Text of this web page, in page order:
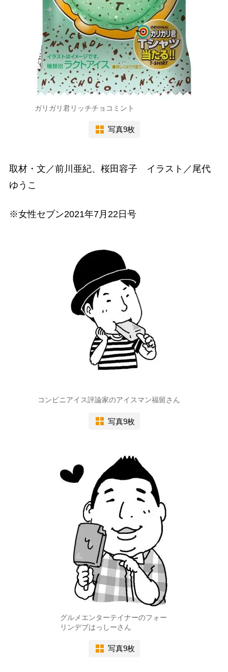
ガリガリ君リッチチョコミント
写真9枚
取材・文／前川亜紀、桜田容子 イラスト／尾代
ゆうこ
※女性セブン2021年7月22日号
コンビニアイス評論家のアイスマン福留さん
写真9枚
グルメエンターテイナーのフォー
リンデブはっしーさん
写真9枚